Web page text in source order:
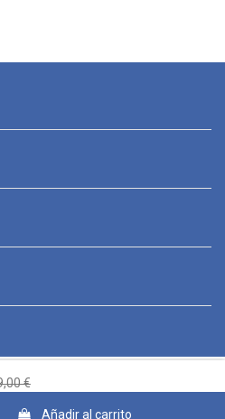
€
Añadir al carrito